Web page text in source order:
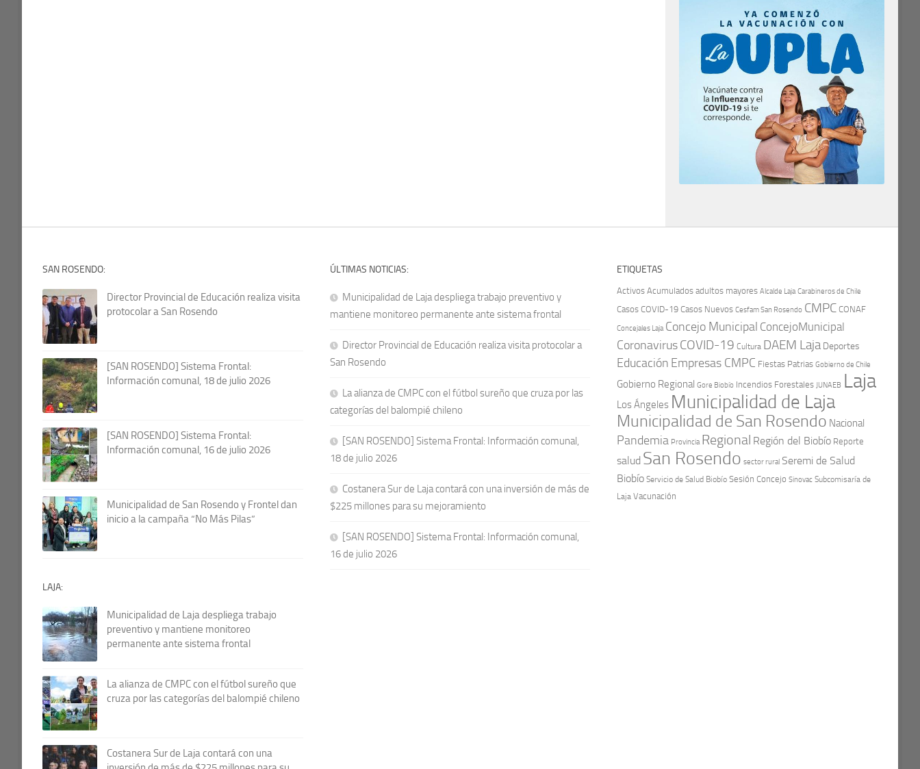
SAN ROSENDO:
Director Provincial de Educación realiza visita
protocolar a San Rosendo
[SAN ROSENDO] Sistema Frontal:
Información comunal, 18 de julio 2026
[SAN ROSENDO] Sistema Frontal:
Información comunal, 16 de julio 2026
Municipalidad de San Rosendo y Frontel dan
inicio a la campaña “No Más Pilas”
LAJA:
Municipalidad de Laja despliega trabajo
preventivo y mantiene monitoreo
permanente ante sistema frontal
La alianza de CMPC con el fútbol sureño que
cruza por las categorías del balompié chileno
Costanera Sur de Laja contará con una
ÚLTIMAS NOTICIAS:
Municipalidad de Laja despliega trabajo preventivo y
mantiene monitoreo permanente ante sistema frontal
Director Provincial de Educación realiza visita protocolar a
San Rosendo
La alianza de CMPC con el fútbol sureño que cruza por las
categorías del balompié chileno
[SAN ROSENDO] Sistema Frontal: Información comunal,
18 de julio 2026
Costanera Sur de Laja contará con una inversión de más de
$225 millones para su mejoramiento
[SAN ROSENDO] Sistema Frontal: Información comunal,
16 de julio 2026
ETIQUETAS
Activos Acumulados adultos mayores Alcalde Laja Carabineros de Chile
Casos COVID-19 Casos Nuevos Cesfam San Rosendo CMPC CONAF
Concejales Laja Concejo Municipal ConcejoMunicipal
CoronavirusCOVID-19 Cultura DAEM Laja Deportes
Educación Empresas CMPC Fiestas Patrias Gobierno de Chile
Gobierno Regional Gore Biobío Incendios Forestales JUNAEB Laja
Los Ángeles Municipalidad de Laja
Municipalidad de San Rosendo Nacional
Pandemia Provincia Regional Región del Biobío Reporte
salud San Rosendo sector rural Seremi de Salud
Biobío Servicio de Salud Biobío Sesión Concejo Sinovac Subcomisaría de
Laja Vacunación